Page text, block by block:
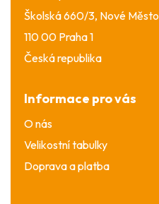
Školská 660/3, Nové Město
110 00 Praha 1
Česká republika
Informace pro vás
O nás
Velikostní tabulky
Doprava a platba